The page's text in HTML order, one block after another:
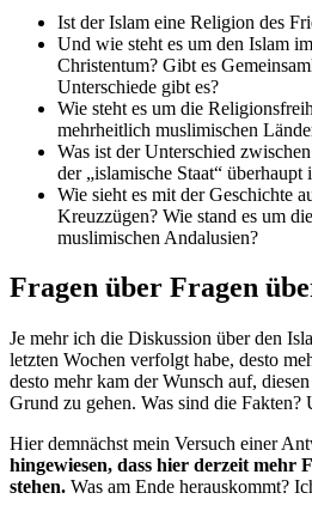
Ist der Islam eine Religion des
Und wie steht es um den Islam
Christentum? Gibt es
Unterschiede gibt es?
Wie steht es um die
mehrheitlich muslimischen
Was ist der Unterschied
der „islamische Staat“ überhaupt
Wie sieht es mit der Geschichte
Kreuzzügen? Wie stand es um
muslimischen Andalusien?
Fragen über Fragen
Je mehr ich die Diskussion über den
letzten Wochen verfolgt habe, desto
desto mehr kam der Wunsch auf,
Grund zu gehen. Was sind die
Hier demnächst mein Versuch einer
hingewiesen, dass hier derzeit mehr
stehen. Was am Ende herauskommt?